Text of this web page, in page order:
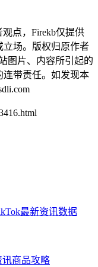
点，Firekb仅提供
立场。版权归原作者
图片、内容所引起的
连带责任。如发现本
最新资讯数据
讯商品攻略